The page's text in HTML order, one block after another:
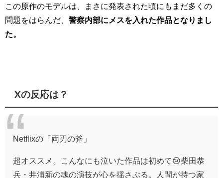
この原作のモデルは、まさに発表された頃にもまだ多くの
問題をはらんだ、 警察内部にメスを入れた作品となりまし
た。
Xの反応は？
Netflixの「両刃の斧」
超オススメ。こんなにも泣いた作品は初めて😢柴田恭
兵・井浦新の魂の演技が心を揺さぶる。人間が持つ家